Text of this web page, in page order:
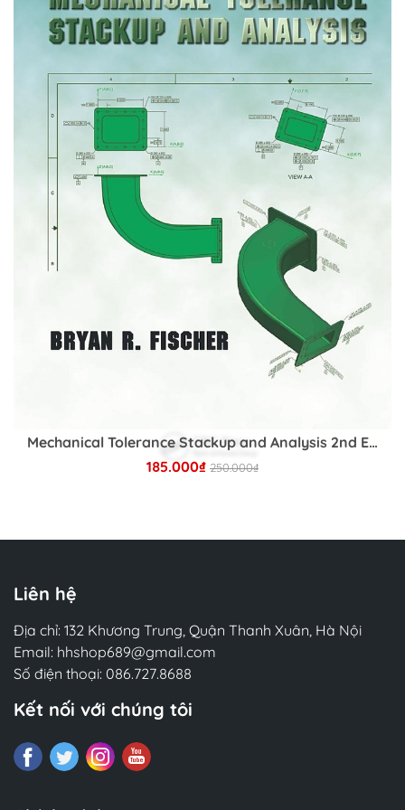
Scrum: Creating
Products that Customers
Love
Author : Roman Pichler
Publisher ‏ : Addison-
Wesley Professional; 1st
edition (March 22, 2010)
Language ‏ : ‎ English
Paperback ‏ : ‎ 160 pages
1) Book Description
In Agile Product
Management with
Scrum,leading Scrum
consultant Roman Pichler
uses real-world examples to
demonstrate how product
Mechanical Tolerance Stackup and Analysis 2nd Edition
185.000₫ 250.000₫
Liên hệ
Địa chỉ: 132 Khương Trung, Quận Thanh Xuân, Hà Nội
Email: hhshop689@gmail.com
Số điện thoại: 086.727.8688
Kết nối với chúng tôi